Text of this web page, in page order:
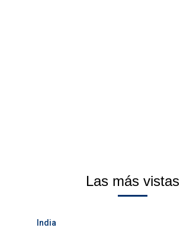
Las más vistas
India